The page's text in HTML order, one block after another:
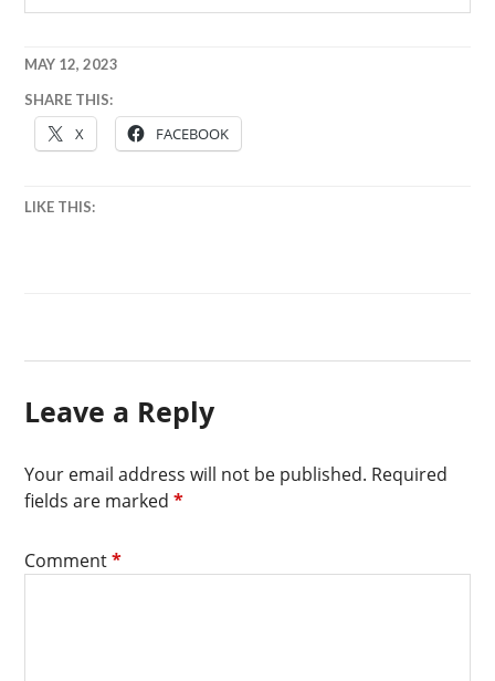
MAY 12, 2023
穿
SHARE THIS:
X FACEBOOK
LIKE THIS:
Leave a Reply
Your email address will not be published. Required
fields are marked*
Comment*